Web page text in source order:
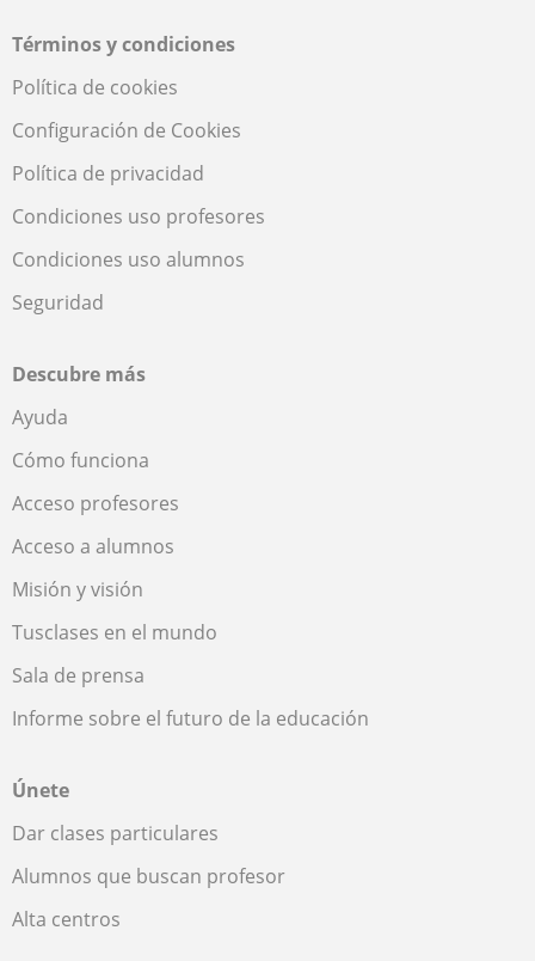
Términos y condiciones
Política de cookies
Configuración de Cookies
Política de privacidad
Condiciones uso profesores
Condiciones uso alumnos
Seguridad
Descubre más
Ayuda
Cómo funciona
Acceso profesores
Acceso a alumnos
Misión y visión
Tusclases en el mundo
Sala de prensa
Informe sobre el futuro de la educación
Únete
Dar clases particulares
Alumnos que buscan profesor
Alta centros